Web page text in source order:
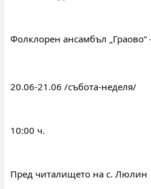
Фолклорен ансамбъл
20.06-21.06 /събота-неделя/
10:00 ч.
Пред читалището на с. Люлин